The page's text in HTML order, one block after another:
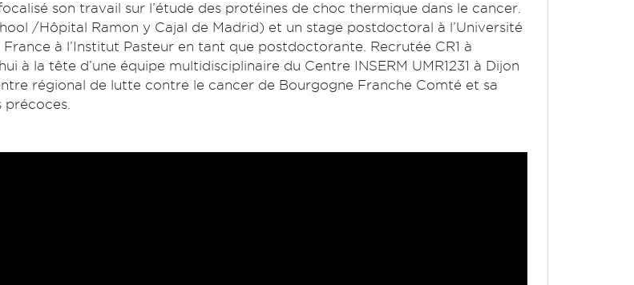
son travail sur l’étude des protéines de choc thermique dans le cancer.
/Hôpital Ramon y Cajal de Madrid) et un stage postdoctoral à l’Université
à l’Institut Pasteur en tant que postdoctorante. Recrutée CR1 à
à la tête d’une équipe multidisciplinaire du Centre INSERM UMR1231 à Dijon
régional de lutte contre le cancer de Bourgogne Franche Comté et sa